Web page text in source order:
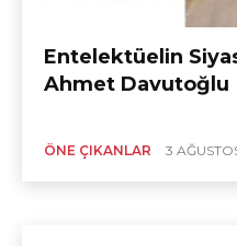
Entelektüelin
Ahmet Davutoğlu
ÖNE ÇIKANLAR 3